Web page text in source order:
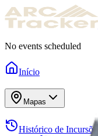
No events scheduled
Início
Mapas
Histórico de Incursões